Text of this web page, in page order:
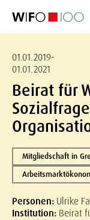
01.01.2019-
01.01.2021
Beirat für
Mitgliedschaft in
Personen: Ulrike
Institution: Beirat